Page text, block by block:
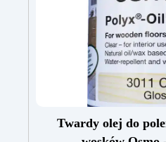
Twardy olej do